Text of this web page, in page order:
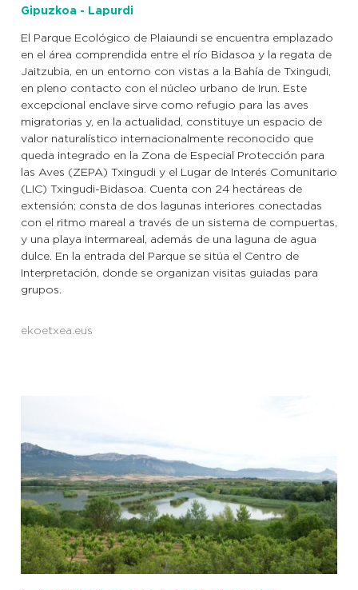
Gipuzkoa - Lapurdi
El Parque Ecológico de Plaiaundi se encuentra emplazado
en el área comprendida entre el río Bidasoa y la regata de
Jaitzubia, en un entorno con vistas a la Bahía de Txingudi,
en pleno contacto con el núcleo urbano de Irun. Este
excepcional enclave sirve como refugio para las aves
migratorias y, en la actualidad, constituye un espacio de
valor naturalístico internacionalmente reconocido que
queda integrado en la Zona de Especial Protección para
las Aves (ZEPA) Txingudi y el Lugar de Interés Comunitario
(LIC) Txingudi-Bidasoa. Cuenta con 24 hectáreas de
extensión; consta de dos lagunas interiores conectadas
con el ritmo mareal a través de un sistema de compuertas,
y una playa intermareal, además de una laguna de agua
dulce. En la entrada del Parque se sitúa el Centro de
Interpretación, donde se organizan visitas guiadas para
grupos.
ekoetxea.eus